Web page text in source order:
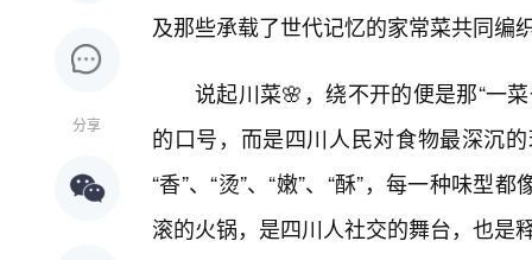
分享
及那些承载了世代记忆的家常菜共同编
说起川菜🌸，绕不开的便是那“一
的口号，而是四川人民对食物最深沉的
“香”、“烫”、“嫩”、“酥”，每一种味型
滚的火锅，是四川人社交的舞台，也是